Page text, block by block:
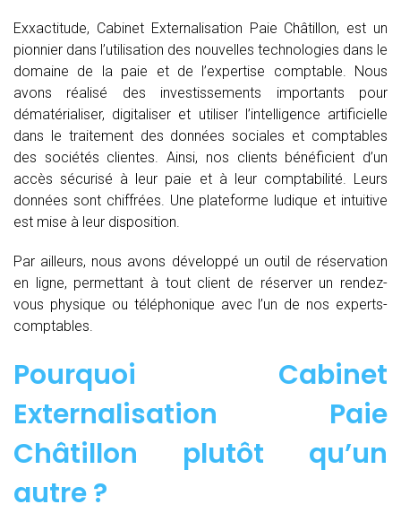
Exxactitude, Cabinet Externalisation Paie Châtillon, est un
pionnier dans l’utilisation des nouvelles technologies dans le
domaine de la paie et de l’expertise comptable. Nous
avons réalisé des investissements importants pour
dématérialiser, digitaliser et utiliser l’intelligence artificielle
dans le traitement des données sociales et comptables
des sociétés clientes. Ainsi, nos clients bénéficient d’un
accès sécurisé à leur paie et à leur comptabilité. Leurs
données sont chiffrées. Une plateforme ludique et intuitive
est mise à leur disposition.
Par ailleurs, nous avons développé un outil de réservation
en ligne, permettant à tout client de réserver un rendez-
vous physique ou téléphonique avec l’un de nos experts-
comptables.
Pourquoi Cabinet
Externalisation Paie
Châtillon plutôt qu’un
autre ?